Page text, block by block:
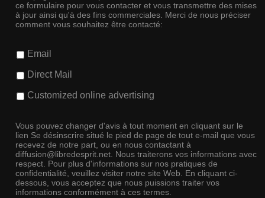
ce formulaire pour vous contacter et vous transmettre des mises
à jour ainsi qu'à des fins commerciales. Merci de nous préciser
comment vous souhaitez être contacté:
Email
Direct Mail
Customized online advertising
Vous pouvez changer d'avis à tout moment en cliquant sur le
lien Se désinscrire situé le pied de page de tout e-mail que vous
recevez de notre part, ou en nous contactant à
diffusion@libredesprit.net. Nous traiterons vos informations avec
respect. Pour plus d'informations sur nos pratiques de
confidentialité, veuillez visiter notre site Web. En cliquant ci-
dessous, vous acceptez que nous puissions traiter vos
informations conformément à ces termes.